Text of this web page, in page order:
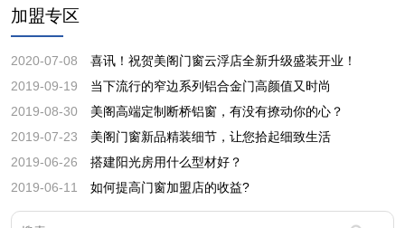
加盟专区
2020-07-08
喜讯！祝贺美阁门窗云浮店全新升级盛装开业！
2019-09-19
当下流行的窄边系列铝合金门高颜值又时尚
2019-08-30
美阁高端定制断桥铝窗，有没有撩动你的心？
2019-07-23
美阁门窗新品精装细节，让您拾起细致生活
2019-06-26
搭建阳光房用什么型材好？
2019-06-11
如何提高门窗加盟店的收益?